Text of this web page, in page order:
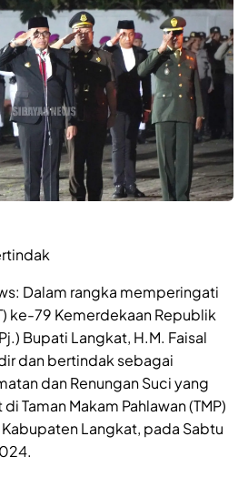
Dalam rangka memperingati
ke-79 Kemerdekaan Republik
Bupati Langkat, H.M. Faisal
dan bertindak sebagai
dan Renungan Suci yang
Taman Makam Pahlawan (TMP)
Langkat, pada Sabtu